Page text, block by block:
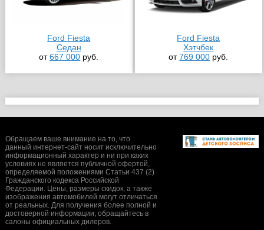
Ford Fiesta
Седан
от667 000 руб.
Ford Fiesta
Хэтчбек
от769 000 руб.
Обращаем ваше внимание на то, что
данный интернет-сайт носит исключительно
информационный характер и ни при каких
условиях не является публичной офертой,
определяемой положениями Статьи 437 (2)
Гражданского кодекса Российской
Федерации. Цены, размеры скидок, а также
изображения автомобилей могут отличаться
от реальных. Для получения более полной и
достоверной информации, обращайтесь в
салоны официальных дилеров.